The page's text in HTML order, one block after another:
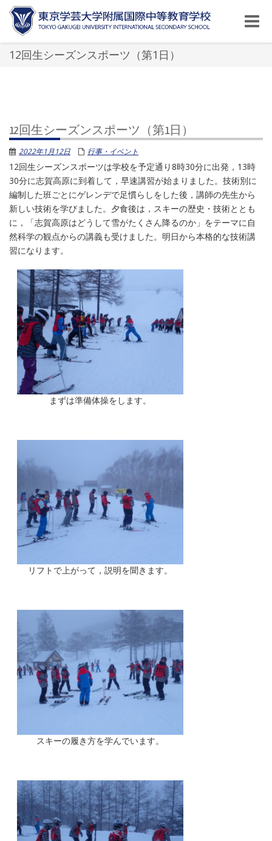
Toggle
12回生シーズンスポーツ（第1日）
12回生シーズンスポーツ（第1日）
2022年1月12日 行事・イベント
12回生シーズンスポーツは学校を予定通り8時30分に出発，13時
30分に志賀高原に到着して，早速講習が始まりました。技術別に
編制した班ごとにゲレンデで足慣らしをした後，講師の先生から
新しい技術を学びました。夕食後は，スキーの歴史・技術ととも
に，「志賀高原はどうして雪がたくさん降るのか」をテーマに自
然科学の観点からの講義も受けました。明日から本格的な技術講
習になります。
まずは準備体操をします。
リフトで上がって，説明を聞きます。
スキーの履き方を学んでいます。